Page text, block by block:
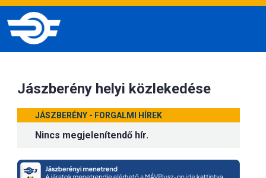
Jászberény helyi közlekedése
JÁSZBERÉNY - FORGALMI HÍREK
Nincs megjelenítendő hír.